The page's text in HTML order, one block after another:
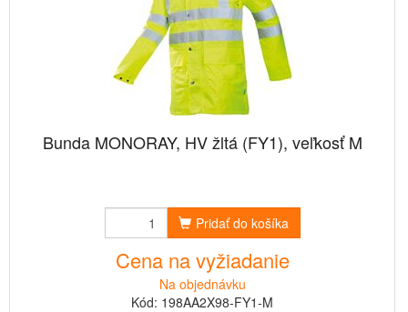
Bunda MONORAY, HV žltá (FY1), veľkosť M
Pridať do košíka
Cena na vyžiadanie
Na objednávku
Kód: 198AA2X98-FY1-M